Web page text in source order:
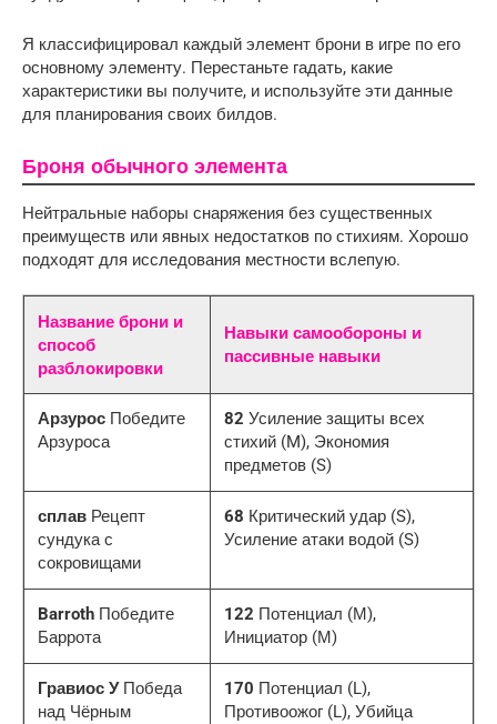
Я классифицировал каждый элемент брони в игре по его
основному элементу. Перестаньте гадать, какие
характеристики вы получите, и используйте эти данные
для планирования своих билдов.
Броня обычного элемента
Нейтральные наборы снаряжения без существенных
преимуществ или явных недостатков по стихиям. Хорошо
подходят для исследования местности вслепую.
Название брони и
способ
разблокировки
Навыки самообороны и
пассивные навыки
Арзурос Победите
Арзуроса
82 Усиление защиты всех
стихий (M), Экономия
предметов (S)
сплав Рецепт
сундука с
сокровищами
68 Критический удар (S),
Усиление атаки водой (S)
Barroth Победите
Баррота
122 Потенциал (М),
Инициатор (М)
Гравиос УПобеда
над Чёрным
170 Потенциал (L),
Противоожог (L), Убийца